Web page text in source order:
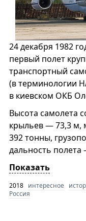
24 декабря 1982
первый полет
транспортный
(в терминологии
в киевском ОКБ
Высота самолета
крыльев — 73,3 м,
392 тонны,
дальность полета
Показать
2018 интересное
Россия